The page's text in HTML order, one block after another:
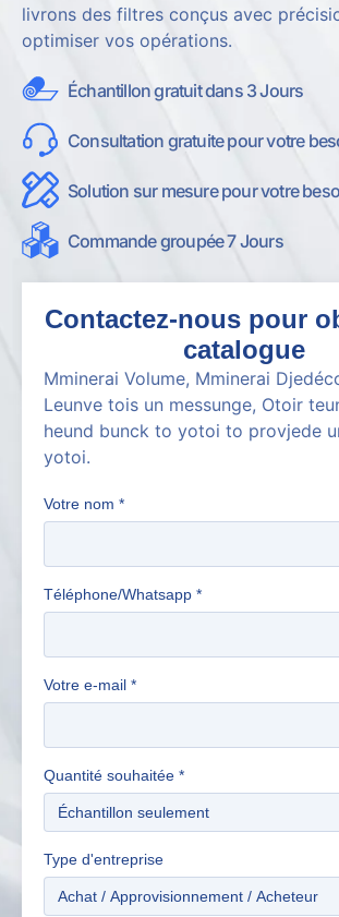
livrons des filtres conçus avec
optimiser vos opérations.
Échantillon gratuit dans 3 Jours
Consultation gratuite pour votre
Solution sur mesure pour votre
Commande groupée 7 Jours
Contactez-nous pour
catalogue
Mminerai Volume, Mminerai Dje
Leunve tois un messunge, Otoir te
heund bunck to yotoi to provjede
yotoi.
Votre nom *
Téléphone/Whatsapp *
Votre e-mail *
Quantité souhaitée *
Type d'entreprise